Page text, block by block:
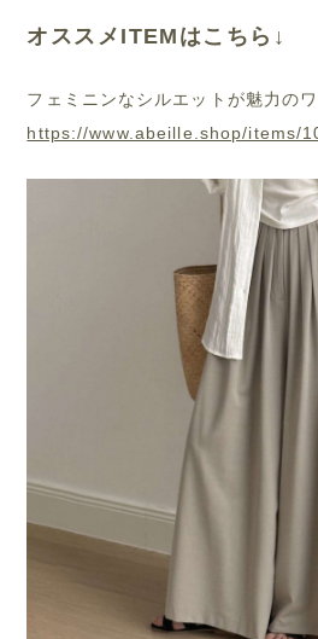
オススメITEMはこちら↓
フェミニンなシルエットが魅力のワ
https://www.abeille.shop/items/